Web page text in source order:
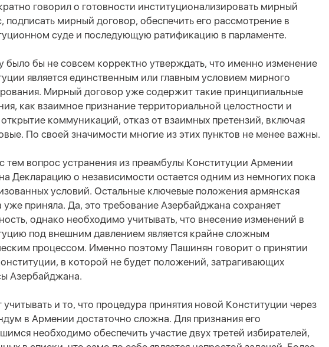
говорил о готовности институционализировать мирный
подписать мирный договор, обеспечить его рассмотрение в
суде и последующую ратификацию в парламенте.
было бы не совсем корректно утверждать, что именно изменение
является единственным или главным условием мирного
Мирный договор уже содержит такие принципиальные
как взаимное признание территориальной целостности и
коммуникаций, отказ от взаимных претензий, включая
По своей значимости многие из этих пунктов не менее важны.
тем вопрос устранения из преамбулы Конституции Армении
Декларацию о независимости остается одним из немногих пока
условий. Остальные ключевые положения армянская
уже приняла. Да, это требование Азербайджана сохраняет
однако необходимо учитывать, что внесение изменений в
под внешним давлением является крайне сложным
процессом. Именно поэтому Пашинян говорит о принятии
в которой не будет положений, затрагивающих
Азербайджана.
учитывать и то, что процедура принятия новой Конституции через
в Армении достаточно сложна. Для признания его
необходимо обеспечить участие двух третей избирателей,